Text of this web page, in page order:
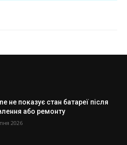
не показує стан батареї після
або ремонту
2026